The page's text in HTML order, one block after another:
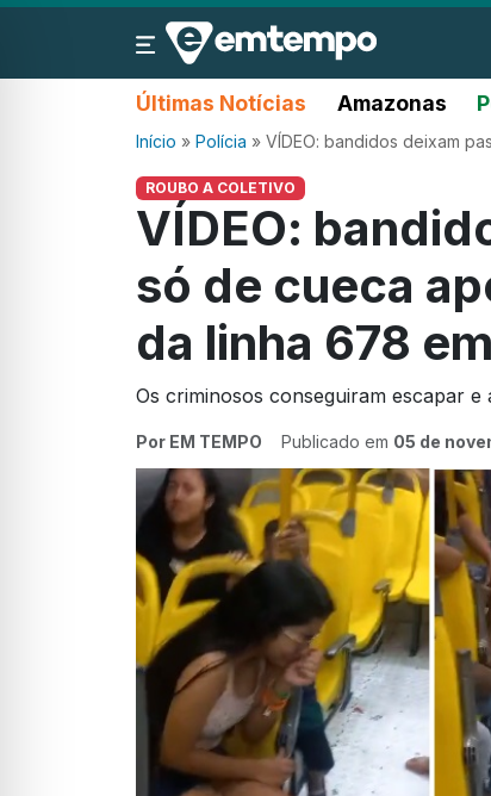
Últimas Notícias Amazonas
Início » Polícia » VÍDEO: bandidos deixam
ROUBO A COLETIVO
VÍDEO:
só de cueca
da linha 678
Os criminosos conseguiram escapar
Por EM TEMPO Publicado em 05 de